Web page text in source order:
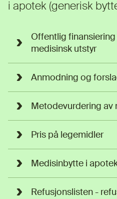
i apotek (generisk
Offentlig
medisinsk utstyr
Anmodning og
Metodevurdering av
Pris på legemidler
Medisinbytte i
Refusjonslisten -